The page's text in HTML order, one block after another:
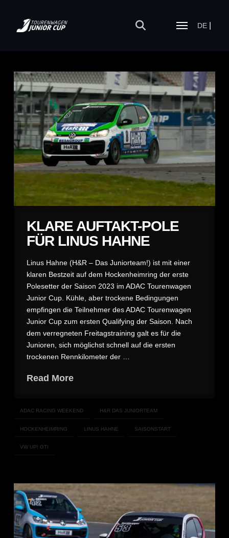
DE
KLARE AUFTAKT-POLE
FÜR LINUS HAHNE
Linus Hahne (H&R – Das Juniorteam!) ist mit einer
klaren Bestzeit auf dem Hockenheimring der erste
Polesetter der Saison 2023 im ADAC Tourenwagen
Junior Cup. Kühle, aber trockene Bedingungen
empfingen die Teilnehmer des ADAC Tourenwagen
Junior Cup zum ersten Qualifying der Saison. Nach
dem verregneten Freitagstraining galt es für die
Junioren, sich möglichst schnell auf die ersten
trockenen Rennkilometer der …
Read More
ADAC RACING WEEKEND H&R DAS JUNIORTEAM
HOCKENHEIMRING LINUS HAHNE SAISONSTART
VW UP! GTI